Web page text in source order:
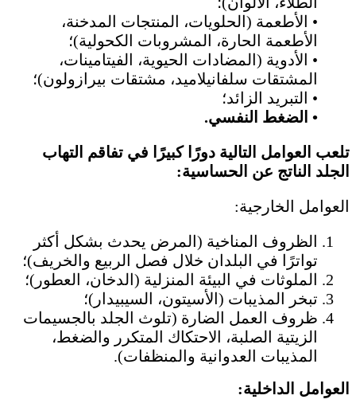
• الأطعمة (الحلويات، المنتجات المدخنة،
الأطعمة الحارة، المشروبات الكحولية)؛
• الأدوية (المضادات الحيوية، الفيتامينات،
المشتقات سلفانيلاميد، مشتقات بيرازولون)؛
• التبريد الزائد؛
• الضغط النفسي.
تلعب العوامل التالية دورًا كبيرًا في تفاقم التهاب
الجلد الناتج عن الحساسية:
العوامل الخارجية:
الظروف المناخية (المرض يحدث بشكل أكثر
تواترًا في البلدان خلال فصل الربيع والخريف)؛
الملوثات في البيئة المنزلية (الدخان، العطور)؛
تبخر المذيبات (الأسيتون، السيبيدار)؛
ظروف العمل الضارة (تلوث الجلد بالجسيمات
الزيتية الصلبة، الاحتكاك المتكرر والضغط،
المذيبات العدوانية والمنظفات).
العوامل الداخلية: